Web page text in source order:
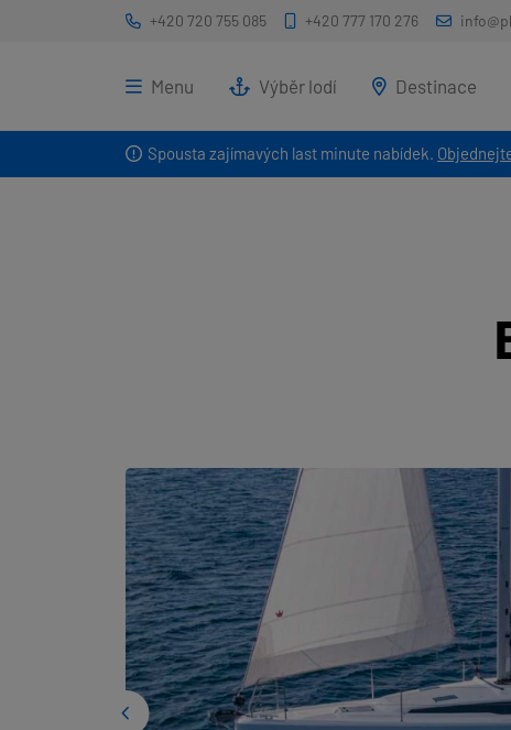
Spousta zajímavých last minute nabídek.
+420 720 755 085 +420 777 170 276
Menu Výběr lodí Destinace